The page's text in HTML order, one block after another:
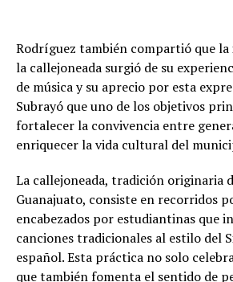
Rodríguez también compartió que la
la callejoneada surgió de su
de música y su aprecio por esta
Subrayó que uno de los objetivos
fortalecer la convivencia entre
enriquecer la vida cultural del
La callejoneada, tradición originaria
Guanajuato, consiste en recorridos
encabezados por estudiantinas que
canciones tradicionales al estilo del
español. Esta práctica no solo
que también fomenta el sentido de